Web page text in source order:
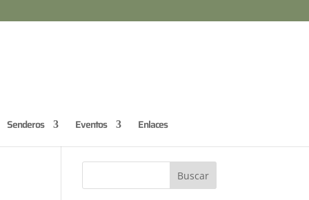
Senderos Eventos Enlaces